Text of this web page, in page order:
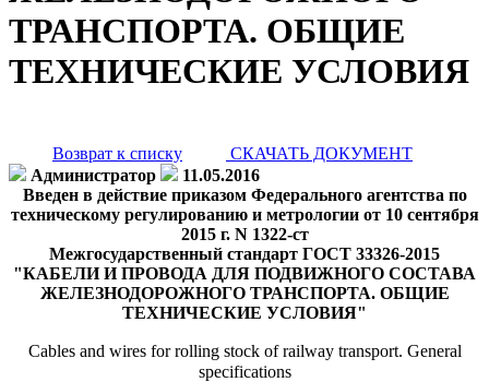
ТРАНСПОРТА. ОБЩИЕ
ТЕХНИЧЕСКИЕ УСЛОВИЯ
Возврат к списку
СКАЧАТЬ ДОКУМЕНТ
Администратор
11.05.2016
Введен в действие приказом Федерального агентства по
техническому регулированию и метрологии от 10 сентября
2015 г. N 1322-ст
Межгосударственный стандарт ГОСТ 33326-2015
"КАБЕЛИ И ПРОВОДА ДЛЯ ПОДВИЖНОГО СОСТАВА
ЖЕЛЕЗНОДОРОЖНОГО ТРАНСПОРТА. ОБЩИЕ
ТЕХНИЧЕСКИЕ УСЛОВИЯ"
Cables and wires for rolling stock of railway transport. General
specifications